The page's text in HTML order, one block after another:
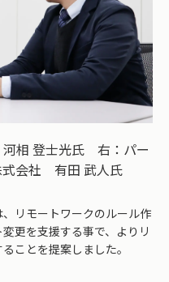
相 登士光氏 右：パー
式会社 有田 武人氏
リモートワークのルール作
更を支援する事で、よりリ
ことを提案しました。